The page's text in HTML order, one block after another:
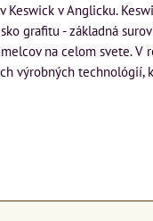
v Anglicku.
grafitu - základná
na celom svete. V
výrobných technológií,